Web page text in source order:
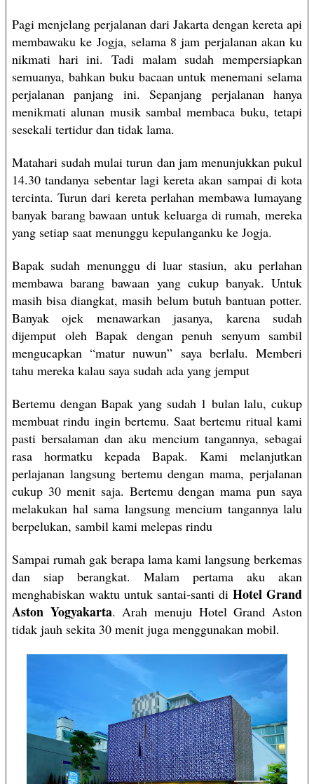
Pagi menjelang perjalanan dari Jakarta dengan kereta api
membawaku ke Jogja, selama 8 jam perjalanan akan ku
nikmati hari ini. Tadi malam sudah mempersiapkan
semuanya, bahkan buku bacaan untuk menemani selama
perjalanan panjang ini. Sepanjang perjalanan hanya
menikmati alunan musik sambal membaca buku, tetapi
sesekali tertidur dan tidak lama.
Matahari sudah mulai turun dan jam menunjukkan pukul
14.30 tandanya sebentar lagi kereta akan sampai di kota
tercinta. Turun dari kereta perlahan membawa lumayang
banyak barang bawaan untuk keluarga di rumah, mereka
yang setiap saat menunggu kepulanganku ke Jogja.
Bapak sudah menunggu di luar stasiun, aku perlahan
membawa barang bawaan yang cukup banyak. Untuk
masih bisa diangkat, masih belum butuh bantuan potter.
Banyak ojek menawarkan jasanya, karena sudah
dijemput oleh Bapak dengan penuh senyum sambil
mengucapkan “matur nuwun” saya berlalu. Memberi
tahu mereka kalau saya sudah ada yang jemput
Bertemu dengan Bapak yang sudah 1 bulan lalu, cukup
membuat rindu ingin bertemu. Saat bertemu ritual kami
pasti bersalaman dan aku mencium tangannya, sebagai
rasa hormatku kepada Bapak. Kami melanjutkan
perlajanan langsung bertemu dengan mama, perjalanan
cukup 30 menit saja. Bertemu dengan mama pun saya
melakukan hal sama langsung mencium tangannya lalu
berpelukan, sambil kami melepas rindu
Sampai rumah gak berapa lama kami langsung berkemas
dan siap berangkat. Malam pertama aku akan
menghabiskan waktu untuk santai-santi di Hotel Grand
Aston Yogyakarta. Arah menuju Hotel Grand Aston
tidak jauh sekita 30 menit juga menggunakan mobil.